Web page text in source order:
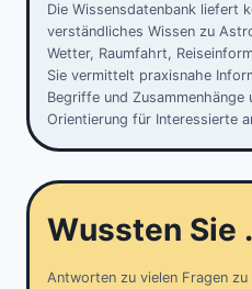
Die Wissensdatenbank liefert
verständliches Wissen zu
Wetter, Raumfahrt,
Sie vermittelt praxisnahe
Begriffe und Zusammenhänge
Orientierung für Interessierte
Wussten Sie
Antworten zu vielen Fragen